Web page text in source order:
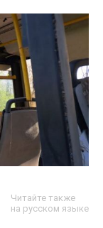
Читайте также
на русском языке